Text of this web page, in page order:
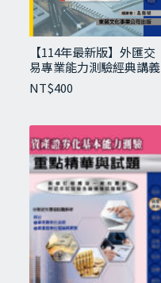
【114年最新版】外匯交
易專業能力測驗經典講義
與試題
NT$400